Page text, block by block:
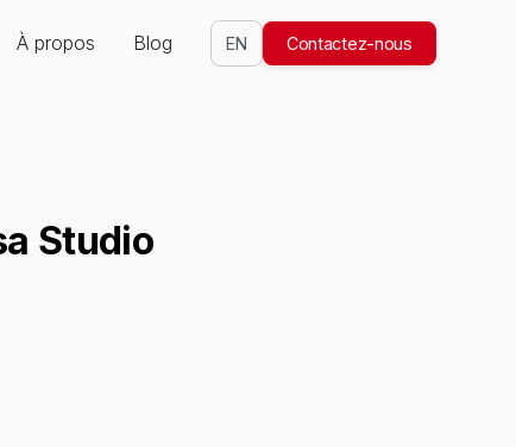
À propos Blog EN Contactez-nous
Studio